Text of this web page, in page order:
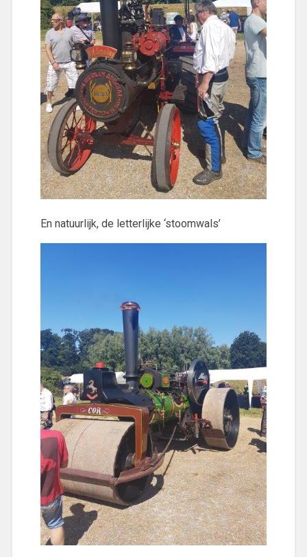
En natuurlijk, de letterlijke ‘stoomwals’